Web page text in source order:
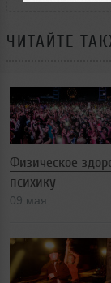
ЧИТАЙТЕ
Физическое
психику
09 мая